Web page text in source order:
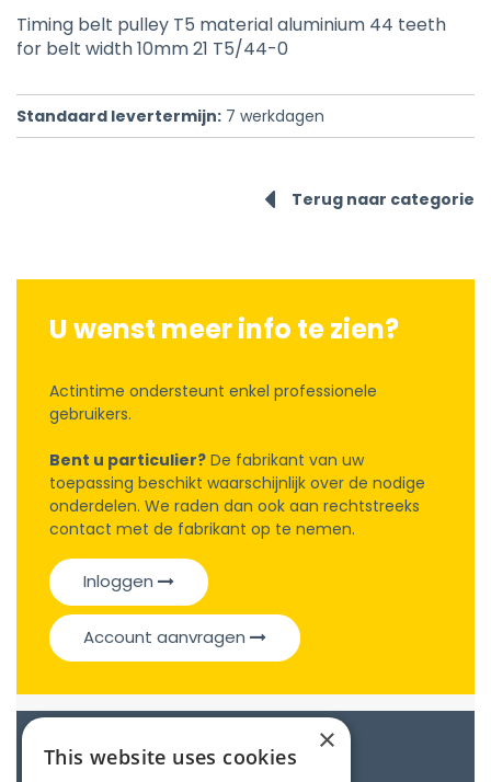
Timing belt pulley T5 material aluminium 44 teeth
for belt width 10mm 21 T5/44-0
Standaard levertermijn: 7 werkdagen
Terug naar categorie
U wenst meer info te zien?
Actintime ondersteunt enkel professionele
gebruikers.
Bent u particulier? De fabrikant van uw
toepassing beschikt waarschijnlijk over de nodige
onderdelen. We raden dan ook aan rechtstreeks
contact met de fabrikant op te nemen.
Inloggen
Account aanvragen
Catalogue
×
This website uses cookies